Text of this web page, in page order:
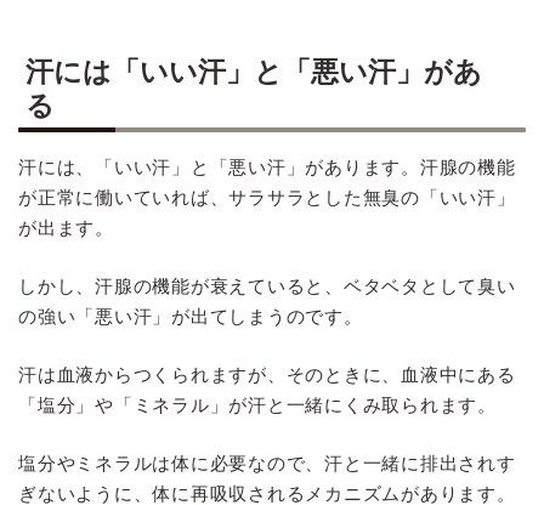
汗には「いい汗」と「悪い汗」があ
る
汗には、「いい汗」と「悪い汗」があります。汗腺の機能
が正常に働いていれば、サラサラとした無臭の「いい汗」
が出ます。
しかし、汗腺の機能が衰えていると、ベタベタとして臭い
の強い「悪い汗」が出てしまうのです。
汗は血液からつくられますが、そのときに、血液中にある
「塩分」や「ミネラル」が汗と一緒にくみ取られます。
塩分やミネラルは体に必要なので、汗と一緒に排出されす
ぎないように、体に再吸収されるメカニズムがあります。